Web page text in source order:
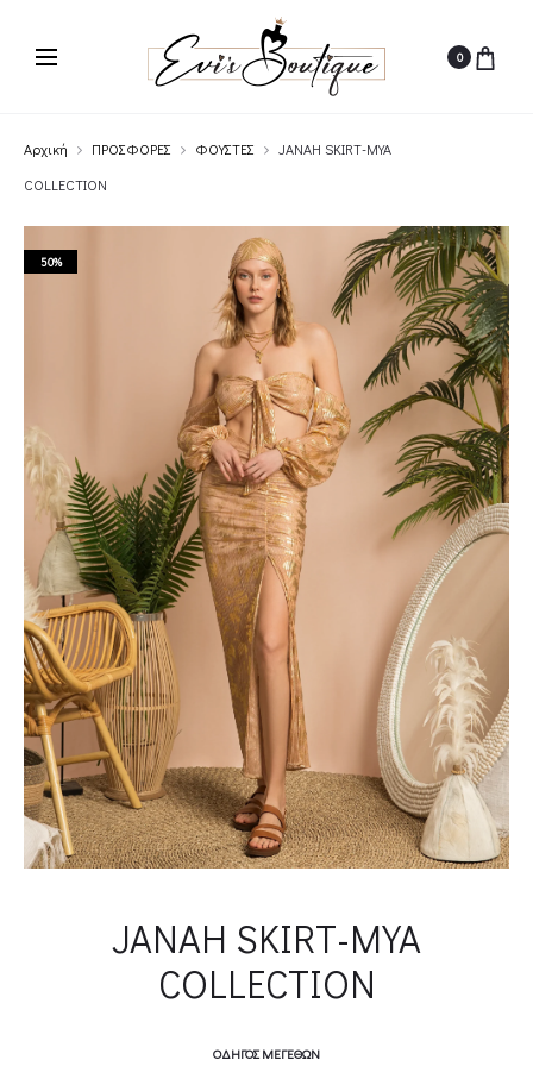
0
Αρχική ΠΡΟΣΦΟΡΕΣ ΦΟΥΣΤΕΣ
JANAH SKIRT-MYA
COLLECTION
50%
JANAH SKIRT-MYA
COLLECTION
ΟΔΗΓΌΣ ΜΕΓΕΘΏΝ